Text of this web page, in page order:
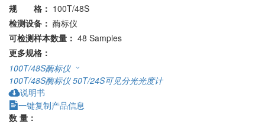
规 格： 100T/48S
检测设备： 酶标仪
可检测样本数量： 48 Samples
更多规格：
100T/48S酶标仪
100T/48S酶标仪 50T/24S可见分光光度计
说明书
一键复制产品信息
数 量：